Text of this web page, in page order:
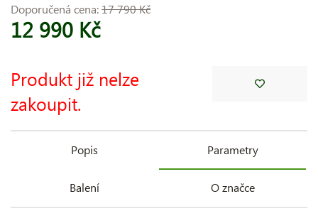
Doporučená cena:17 790 Kč
12 990 Kč
Produkt již nelze
zakoupit.
Popis Parametry
Balení O značce